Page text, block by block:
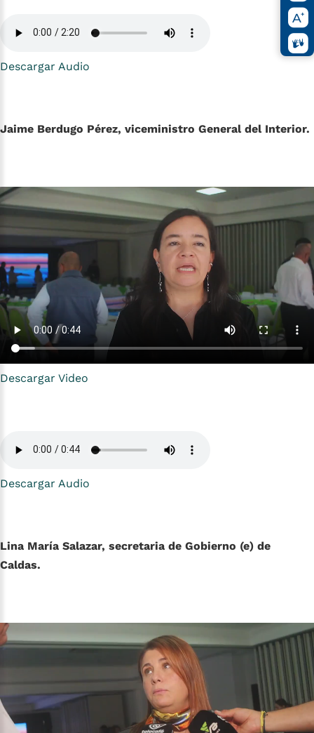
Descargar Audio
Jaime Berdugo Pérez, viceministro General del Interior.
Descargar Video
Descargar Audio
Lina María Salazar, secretaria de Gobierno (e) de
Caldas.